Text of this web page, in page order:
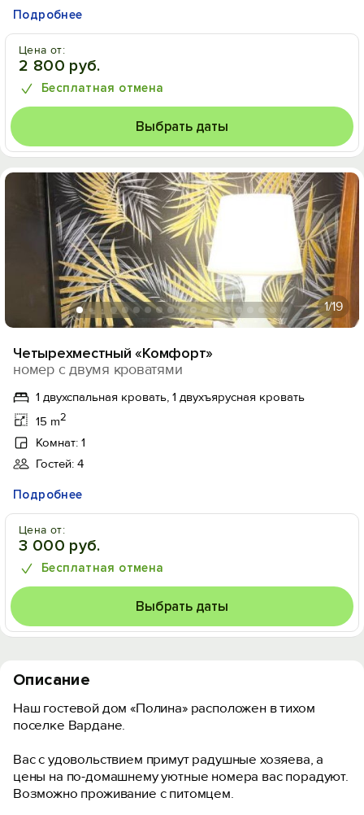
Подробнее
Цена от:
2 800 руб.
Бесплатная отмена
Выбрать даты
1/19
Четырехместный «Комфорт»
номер с двумя кроватями
1 двухспальная кровать, 1 двухъярусная кровать
15 m2
Комнат: 1
Гостей: 4
Подробнее
Цена от:
3 000 руб.
Бесплатная отмена
Выбрать даты
Описание
Наш гостевой дом «Полина» расположен в тихом
поселке Вардане.
Вас с удовольствием примут радушные хозяева, а
цены на по-домашнему уютные номера вас порадуют.
Возможно проживание с питомцем.